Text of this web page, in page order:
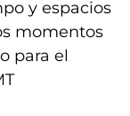
y espacios
momentos
para el